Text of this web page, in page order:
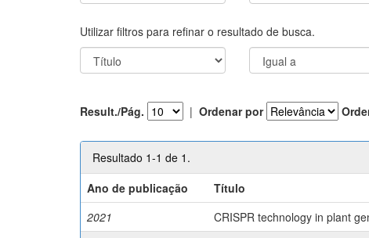
Utilizar filtros para refinar o resultado de busca.
Result./Pág. | Ordenar por
Resultado 1-1 de 1.
Ano de publicação
Título
2021
CRISPR technology in plant